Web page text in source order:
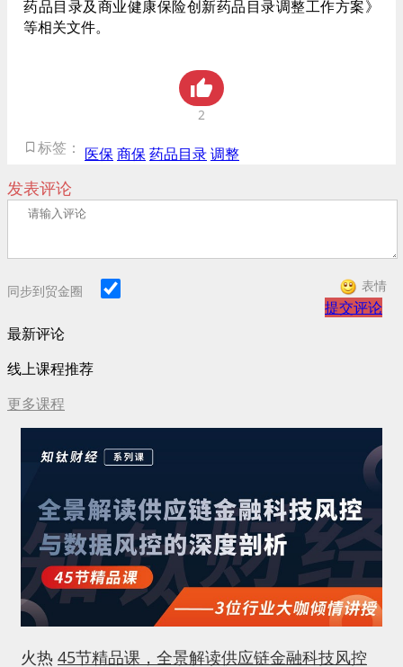
药品目录及商业健康保险创新药品目录调整工作方案》
等相关文件。
2
标签： 医保商保药品目录调整
发表评论
同步到贸金圈 表情
提交评论
最新评论
线上课程推荐
更多课程
火热 45节精品课，全景解读供应链金融科技风控